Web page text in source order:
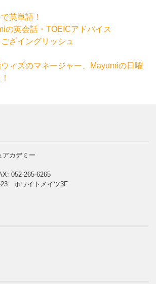
英単語！
の英会話・TOEICアドバイス
ざイングリッシュ
ィズのマネージャー、Mayumiの日曜
アカデミー
052-265-6265
23 ホワイトメイツ3F